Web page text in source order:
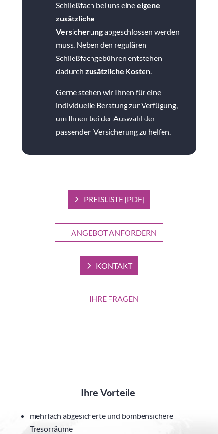
Schließfach bei uns eineeigene
zusätzliche
Versicherungabgeschlossen werden
muss. Neben den regulären
Schließfachgebühren entstehen
dadurch zusätzliche Kosten.
Gerne stehen wir Ihnen für eine
individuelle Beratung zur Verfügung,
um Ihnen bei der Auswahl der
passenden Versicherung zu helfen.
PREISLISTE [PDF]
ANGEBOT ANFORDERN
KONTAKT
IHRE FRAGEN
Ihre Vorteile
mehrfach abgesicherte und bombensichere
Tresorräume